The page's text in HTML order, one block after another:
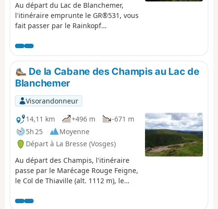
Au départ du Lac de Blanchemer,
l'itinéraire emprunte le GR®531, vous
fait passer par le Rainkopf
la Tourbière de Machais, le Col de
Bramont, l'Étang de Sèchemer afin de
rejoindre le Chalet de Rouge Mousse.
De la Cabane des Champis au Lac de
Blanchemer
Visorandonneur
14,11 km
+496 m
-671 m
5h 25
Moyenne
Départ à La Bresse (Vosges)
Au départ des Champis, l'itinéraire
passe par le Marécage Rouge Feigne,
le Col de Thiaville (alt. 1112 m), le
Wormspel (alt. 1277 m) pour